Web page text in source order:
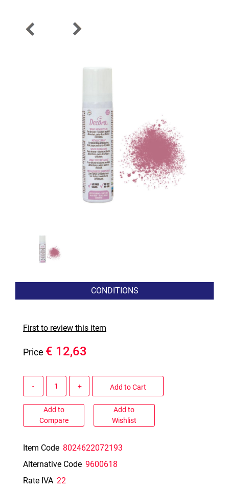
CONDITIONS
First to review this item
Price € 12,63
Add to Cart
Add to
Compare
Add to
Wishlist
Item Code 8024622072193
Alternative Code 9600618
Rate IVA 22